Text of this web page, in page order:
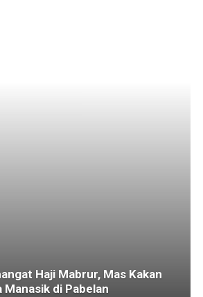
Haji Mabrur, Mas Kakan
di Pabelan